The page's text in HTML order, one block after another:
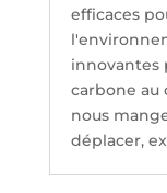
efficaces
innovantes
carbone au
nous
déplacer,